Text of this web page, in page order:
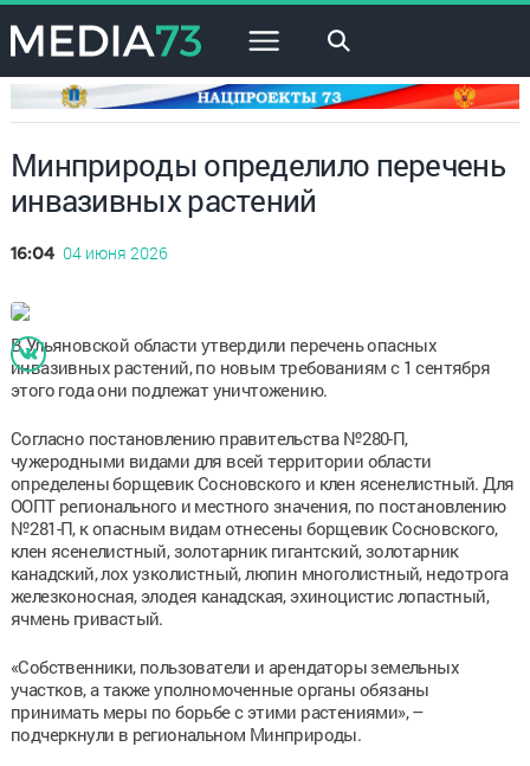
×
Минприроды определило перечень
инвазивных растений
16:04 04 июня 2026
В Ульяновской области утвердили перечень опасных
инвазивных растений, по новым требованиям с 1 сентября
этого года они подлежат уничтожению.
Согласно постановлению правительства №280-П,
чужеродными видами для всей территории области
определены борщевик Сосновского и клен ясенелистный. Для
ООПТ регионального и местного значения, по постановлению
№281-П, к опасным видам отнесены борщевик Сосновского,
клен ясенелистный, золотарник гигантский, золотарник
канадский, лох узколистный, люпин многолистный, недотрога
железконосная, элодея канадская, эхиноцистис лопастный,
ячмень гривастый.
«Собственники, пользователи и арендаторы земельных
участков, а также уполномоченные органы обязаны
принимать меры по борьбе с этими растениями», –
подчеркнули в региональном Минприроды.